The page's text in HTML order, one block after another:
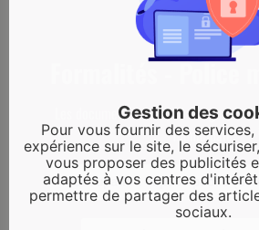
Formalités - Police
Les documents sont téléchargeables
municipale"
Occupation espace public
Gestion des
Pour vous fournir des
expérience sur le site, le
vous proposer des publicités
adaptés à vos centres
permettre de partager des
sociaux.